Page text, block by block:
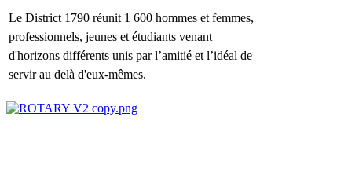
Le District 1790 réunit 1 600 hommes et femmes,
professionnels, jeunes et étudiants venant
d'horizons différents unis par l’amitié et l’idéal de
servir au delà d'eux-mêmes.